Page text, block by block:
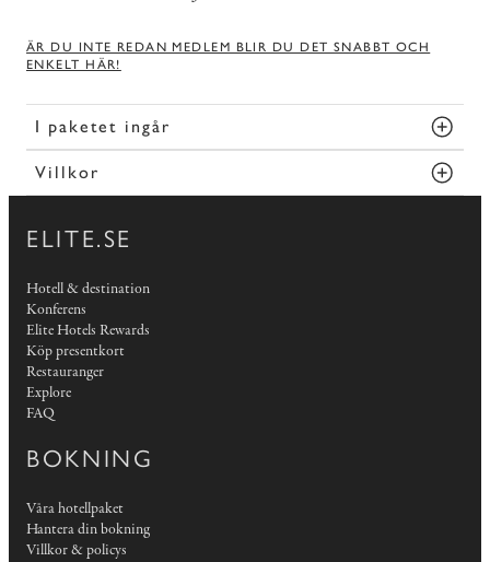
ÄR DU INTE REDAN MEDLEM BLIR DU DET SNABBT OCH
ENKELT HÄR!
I paketet ingår
Villkor
ELITE.SE
Hotell & destination
Konferens
Elite Hotels Rewards
Köp presentkort
Restauranger
Explore
FAQ
BOKNING
Våra hotellpaket
Hantera din bokning
Villkor & policys